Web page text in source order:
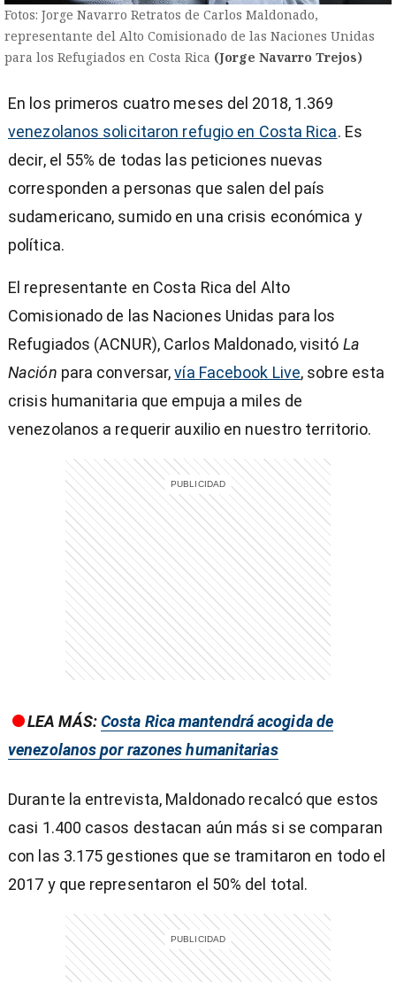
Fotos: Jorge Navarro Retratos de Carlos Maldonado,
representante del Alto Comisionado de las Naciones Unidas
para los Refugiados en Costa Rica (Jorge Navarro Trejos)
En los primeros cuatro meses del 2018, 1.369
venezolanos solicitaron refugio en Costa Rica. Es
decir, el 55% de todas las peticiones nuevas
corresponden a personas que salen del país
sudamericano, sumido en una crisis económica y
política.
El representante en Costa Rica del Alto
Comisionado de las Naciones Unidas para los
Refugiados (ACNUR), Carlos Maldonado, visitó La
Nación para conversar,vía Facebook Live, sobre esta
crisis humanitaria que empuja a miles de
venezolanos a requerir auxilio en nuestro territorio.
LEA MÁS:Costa Rica mantendrá acogida de
venezolanos por razones humanitarias
Durante la entrevista, Maldonado recalcó que estos
casi 1.400 casos destacan aún más si se comparan
con las 3.175 gestiones que se tramitaron en todo el
2017 y que representaron el 50% del total.